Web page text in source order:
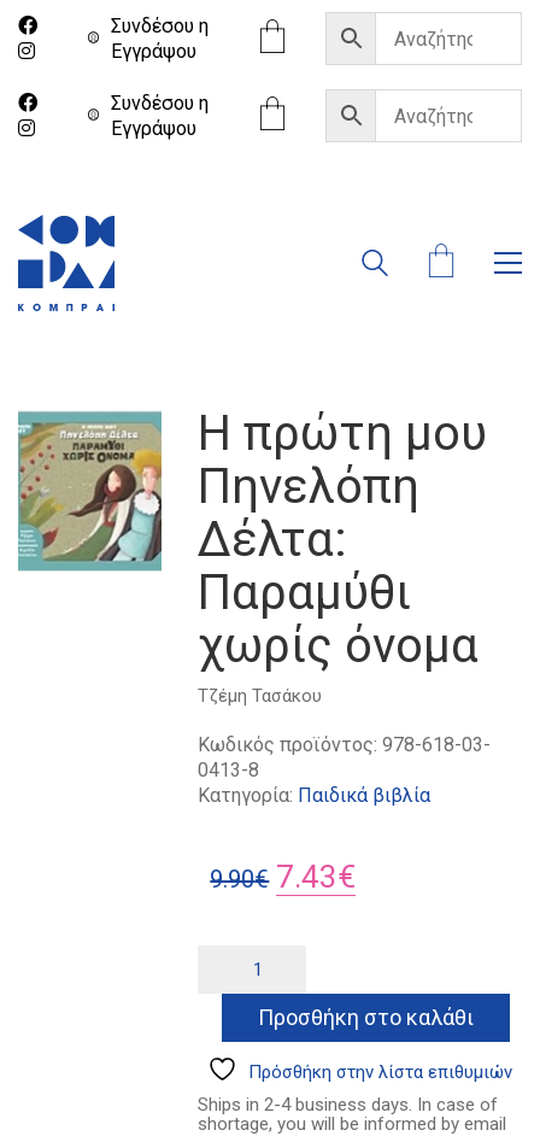
Συνδέσου η
Eγγράψου
Συνδέσου η
Eγγράψου
Η πρώτη μου
Πηνελόπη
Δέλτα:
Παραμύθι
χωρίς όνομα
Τζέμη Τασάκου
Κωδικός προϊόντος:978-618-03-
0413-8
Κατηγορία: Παιδικά βιβλία
9.90€ Original
9.90€.
7.43€
είναι:
7.43€.
μου
Πηνελόπη
Δέλτα:
Παραμύθι
όνομα
Προσθήκη στο καλάθι
Πρόσθήκη στην λίστα επιθυμιών
Ships in 2-4 business days. In case of
shortage, you will be informed by email